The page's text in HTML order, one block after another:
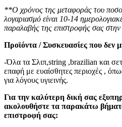
**Ο χρόνος της μεταφοράς του
λογαριασμό είναι 10-14
παραλαβής της επιστροφής σας
Προϊόντα / Συσκευασίες που δεν
-Όλα τα Σλιπ,string ,brazilian και
επαφή με ευαίσθητες περιοχές ,
για λόγους υγιεινής.
Για την καλύτερη δική σας
ακολουθήστε τα παρακάτω
επιστροφή σας: